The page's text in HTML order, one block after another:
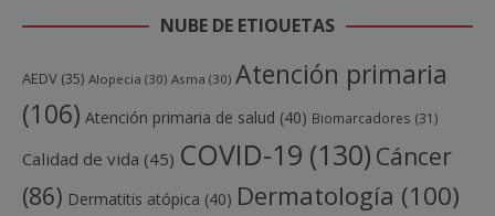
NUBE DE ETIQUETAS
AEDV (35) Alopecia (30) Asma (30) Atención primaria
(106) Atención primaria de salud (40) Biomarcadores (31)
Calidad de vida (45) COVID-19 (130) Cáncer
(86) Dermatitis atópica (40) Dermatología (100)